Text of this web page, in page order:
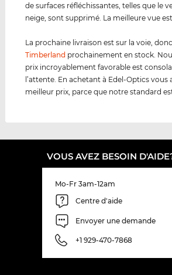
de surfaces réfléchissantes, telles que le
neige, sont supprimé. La meilleure vue
La prochaine livraison est sur la voie,
Timberland prochainement en stock.
prix incroyablement favorable est
l’attente. En achetant à Edel-Optics vous
meilleur prix, parce que notre standard
VOUS AVEZ BESOIN
Mo-Fr 3am-12am
Centre d'aide
Envoyer une demande
+1 929-470-7868